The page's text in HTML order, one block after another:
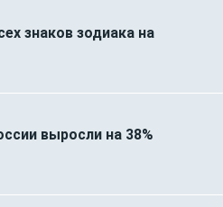
знаков зодиака на
выросли на 38%